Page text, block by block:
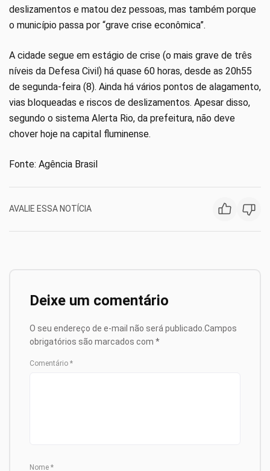
deslizamentos e matou dez pessoas, mas também porque
o município passa por “grave crise econômica”.
A cidade segue em estágio de crise (o mais grave de três
níveis da Defesa Civil) há quase 60 horas, desde as 20h55
de segunda-feira (8). Ainda há vários pontos de alagamento,
vias bloqueadas e riscos de deslizamentos. Apesar disso,
segundo o sistema Alerta Rio, da prefeitura, não deve
chover hoje na capital fluminense.
Fonte: Agência Brasil
AVALIE ESSA NOTÍCIA
Deixe um comentário
O seu endereço de e-mail não será publicado. Campos
obrigatórios são marcados com *
Comentário *
Nome *